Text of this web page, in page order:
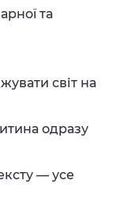
та
світ на
одразу
— усе